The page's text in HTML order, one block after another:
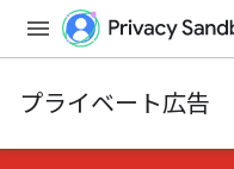
プライベート広告